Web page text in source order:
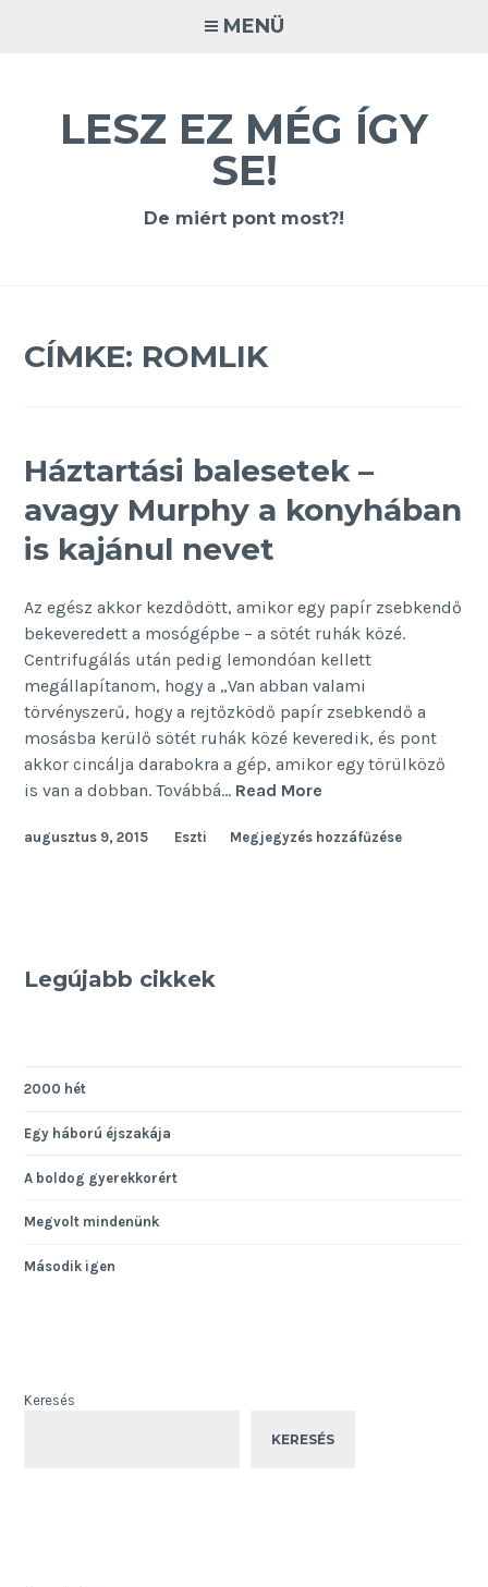
MENÜ
LESZ EZ MÉG ÍGY
SE!
De miért pont most?!
CÍMKE: ROMLIK
Háztartási balesetek –
avagy Murphy a konyhában
is kajánul nevet
Az egész akkor kezdődött, amikor egy papír zsebkendő
bekeveredett a mosógépbe – a sötét ruhák közé.
Centrifugálás után pedig lemondóan kellett
megállapítanom, hogy a „Van abban valami
törvényszerű, hogy a rejtőzködő papír zsebkendő a
mosásba kerülő sötét ruhák közé keveredik, és pont
akkor cincálja darabokra a gép, amikor egy törülköző
is van a dobban. Továbbá… Read More
–
augusztus 9, 2015 Eszti Megjegyzés hozzáfűzése
Legújabb cikkek
2000 hét
Egy háború éjszakája
A boldog gyerekkorért
Megvolt mindenünk
Második igen
Keresés
KERESÉS